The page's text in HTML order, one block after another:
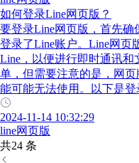
如何登录Line网页版？
要登录Line网页版，首先
登录了Line账户。Line网页
Line，以便进行即时通讯
单，但需要注意的是，网
能可能无法使用。以下是登
2024-11-14 10:32:29
line网页版
共24 条